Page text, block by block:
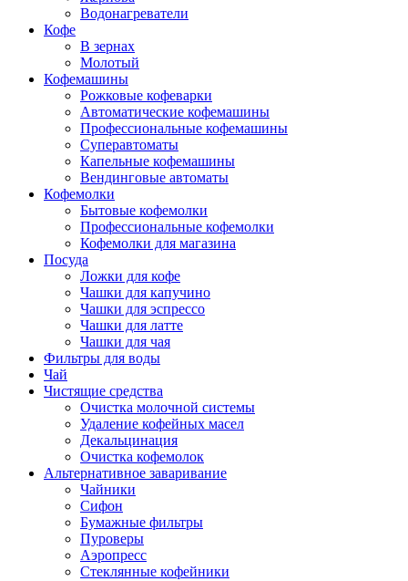
Водонагреватели
Кофе
В зернах
Молотый
Кофемашины
Рожковые кофеварки
Автоматические кофемашины
Профессиональные кофемашины
Суперавтоматы
Капельные кофемашины
Вендинговые автоматы
Кофемолки
Бытовые кофемолки
Профессиональные кофемолки
Кофемолки для магазина
Посуда
Ложки для кофе
Чашки для капучино
Чашки для эспрессо
Чашки для латте
Чашки для чая
Фильтры для воды
Чай
Чистящие средства
Очистка молочной системы
Удаление кофейных масел
Декальцинация
Очистка кофемолок
Альтернативное заваривание
Чайники
Сифон
Бумажные фильтры
Пуроверы
Аэропресс
Стеклянные кофейники